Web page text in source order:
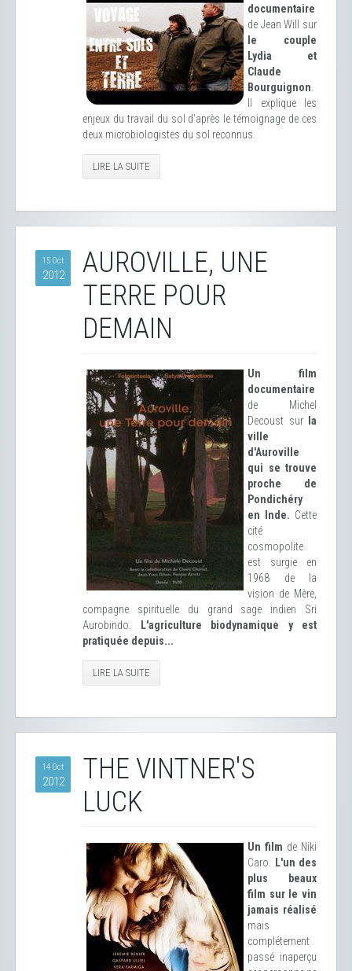
documentaire
de Jean Will sur
le couple
Lydia et
Claude
Bourguignon
Il explique les
enjeux du travail du sol d'après le témoignage de ces
deux microbiologistes du sol reconnus.
LIRE LA SUITE
15 Oct
2012
AUROVILLE, UNE
TERRE POUR
DEMAIN
Un film
documentaire
de Michel
Decoust sur
la
ville
d'Auroville
qui se trouve
proche de
Pondichéry
en Inde. Cette
cité
cosmopolite
est surgie en
1968 de la
vision de Mère,
compagne spirituelle du grand sage indien Sri
Aurobindo.
L'agriculture biodynamique y est
pratiquée depuis...
LIRE LA SUITE
14 Oct
2012
THE VINTNER'S
LUCK
Un film de Niki
Caro.
L'un des
plus beaux
film sur le vin
jamais réalisé
mais
complétement
passé inaperçu